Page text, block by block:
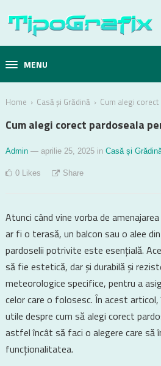
MENU
Home › Casă și Grădină › Cum alegi
Cum alegi corect pardoseala
Admin — aprilie 25, 2025 in Casă și
0 Likes Share
Atunci când vine vorba de
ar fi o terasă, un balcon sau o alee
pardoselii potrivite este esențială.
să fie estetică, dar și durabilă și
meteorologice specifice, pentru a
celor care o folosesc. În acest
utile despre cum să alegi corect
astfel încât să faci o alegere care să
funcționalitatea.